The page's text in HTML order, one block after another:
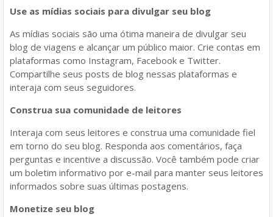
Use as mídias sociais para divulgar seu blog
As mídias sociais são uma ótima maneira de divulgar seu
blog de viagens e alcançar um público maior. Crie contas em
plataformas como Instagram, Facebook e Twitter.
Compartilhe seus posts de blog nessas plataformas e
interaja com seus seguidores.
Construa sua comunidade de leitores
Interaja com seus leitores e construa uma comunidade fiel
em torno do seu blog. Responda aos comentários, faça
perguntas e incentive a discussão. Você também pode criar
um boletim informativo por e-mail para manter seus leitores
informados sobre suas últimas postagens.
Monetize seu blog